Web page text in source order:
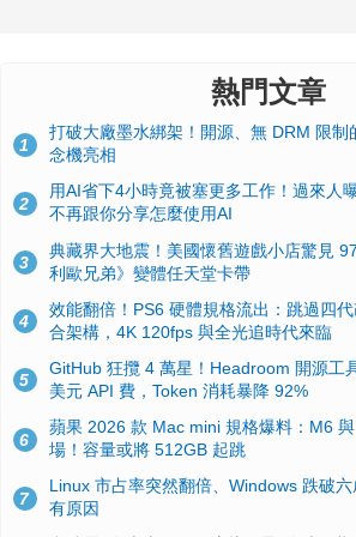
熱門文章
1
打破大廠墨水綁架！開源、無 DRM 限
念機亮相
2
用AI省下4小時竟被塞更多工作！過來人
不再跟你分享怎麼使用AI
3
典藏界大地震！美國懷舊遊戲小店驚見
利歐兄弟》變體任天堂卡帶
4
效能翻倍！PS6 硬體規格流出：跳過四
合架構，4K 120fps 與全光追時代來臨
5
GitHub 狂攬 4 萬星！Headroom 開源工
美元 API 費，Token 消耗暴降 92%
6
蘋果 2026 款 Mac mini 規格爆料：M6
場！容量或將 512GB 起跳
7
Linux 市占率突然翻倍、Windows 跌破
有原因